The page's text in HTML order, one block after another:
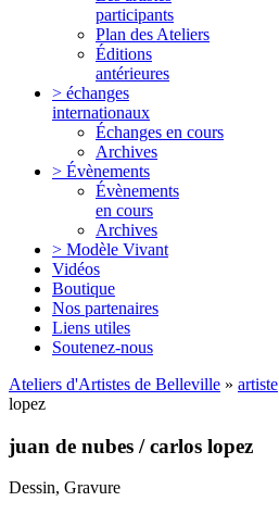
participants
Plan des Ateliers
Éditions
antérieures
> échanges
internationaux
Échanges en cours
Archives
> Évènements
Évènements
en cours
Archives
> Modèle Vivant
Vidéos
Boutique
Nos partenaires
Liens utiles
Soutenez-nous
Ateliers d'Artistes de Belleville » artiste
lopez
juan de nubes / carlos lopez
Dessin, Gravure